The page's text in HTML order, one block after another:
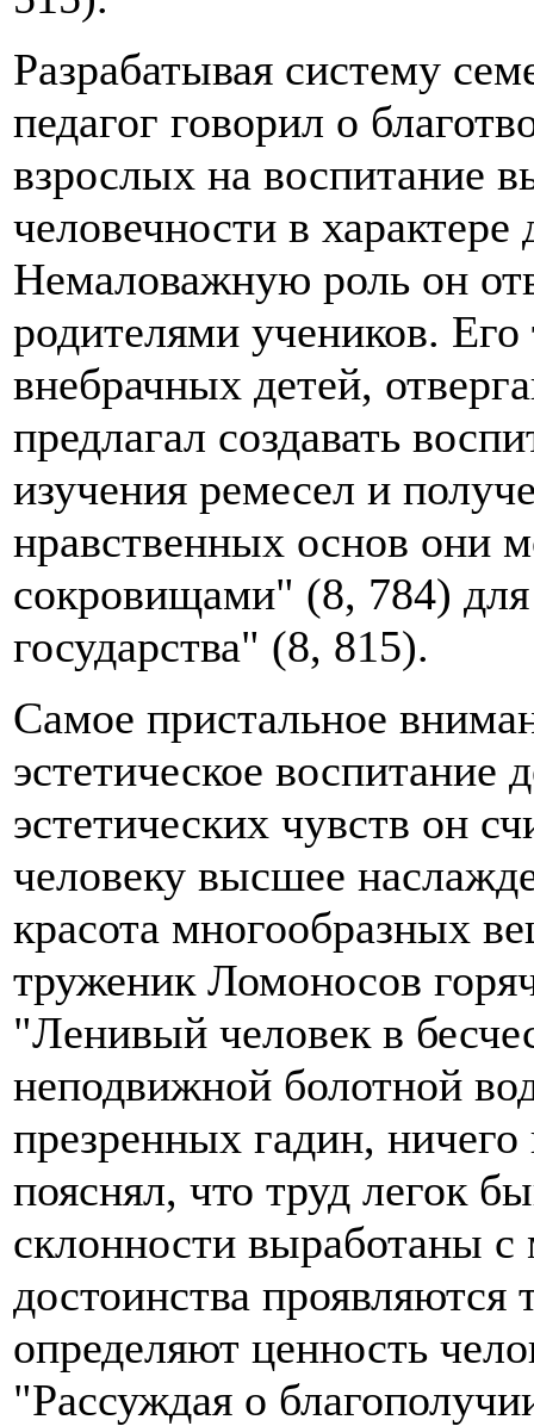
Разрабатывая систему
педагог говорил о
взрослых на воспитание
человечности в
Немаловажную роль он
родителями учеников. Его
внебрачных детей,
предлагал создавать
изучения ремесел и
нравственных основ они
сокровищами" (8, 784)
государства" (8, 815).
Самое пристальное
эстетическое
эстетических чувств он
человеку высшее
красота многообразных
труженик Ломоносов
"Ленивый человек в
неподвижной болотной
презренных гадин,
пояснял, что труд легок
склонности выработаны
достоинства проявляются
определяют ценность
"Рассуждая о